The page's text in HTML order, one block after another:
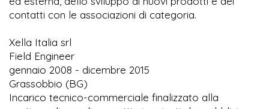
contatti con le associazioni di categoria.
Xella Italia srl
Field Engineer
gennaio 2008 - dicembre 2015
Grassobbio (BG)
Incarico tecnico-commerciale finalizzato alla